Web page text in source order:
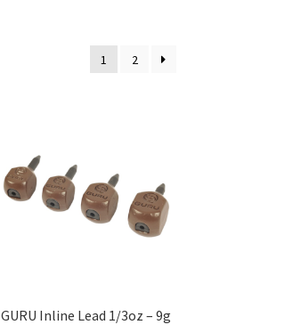
1 2
GURU Inline Lead 1/3oz – 9g